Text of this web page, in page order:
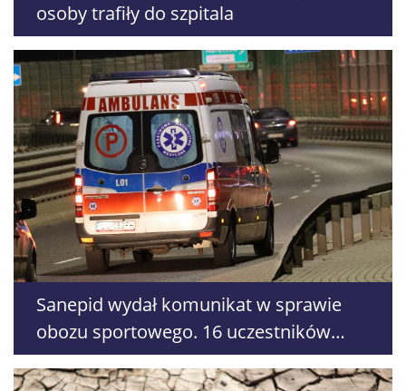
osoby trafiły do szpitala
Sanepid wydał komunikat w sprawie
obozu sportowego. 16 uczestników
trafiło do szpitali